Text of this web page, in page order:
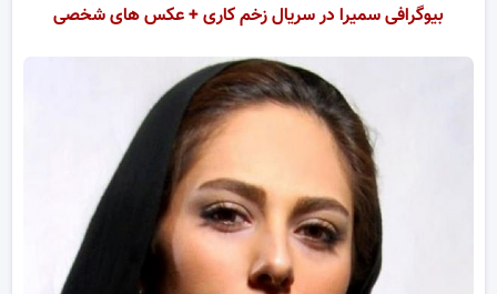
بیوگرافی سمیرا در سریال زخم کاری + عکس های شخصی